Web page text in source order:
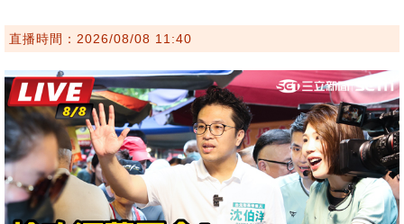
直播時間：2026/08/08 11:40